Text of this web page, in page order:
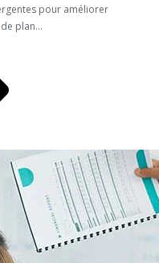
pour améliorer
plan...